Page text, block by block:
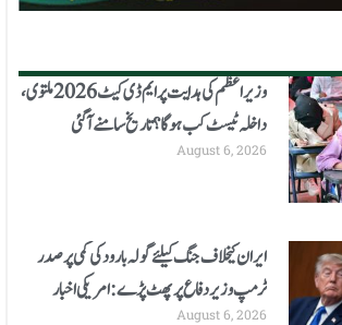
وزیراعظم کی ہدایت پر ایم ڈی کیٹ 2026 ملتوی،
داخلہ ٹیسٹ کب ہوگا؟ تاریخ سامنے آگئی
August 6, 2026
ایران کیخلاف جنگ کیلئے گولہ بارود کی کمی پر صدر
ٹرمپ وزیر دفاع پر پھٹ پڑے: امریکی اخبار
August 6, 2026